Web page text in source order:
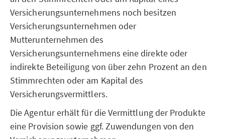
Versicherungsunternehmens noch besitzen
Versicherungsunternehmen oder
Mutterunternehmen des
Versicherungsunternehmens eine direkte oder
indirekte Beteiligung von über zehn Prozent an den
Stimmrechten oder am Kapital des
Versicherungsvermittlers.
Die Agentur erhält für die Vermittlung der Produkte
eine Provision sowie ggf. Zuwendungen von den